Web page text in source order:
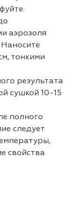
аэрозоля
тонкими
результата
сушкой 10-15
полного
следует
свойства